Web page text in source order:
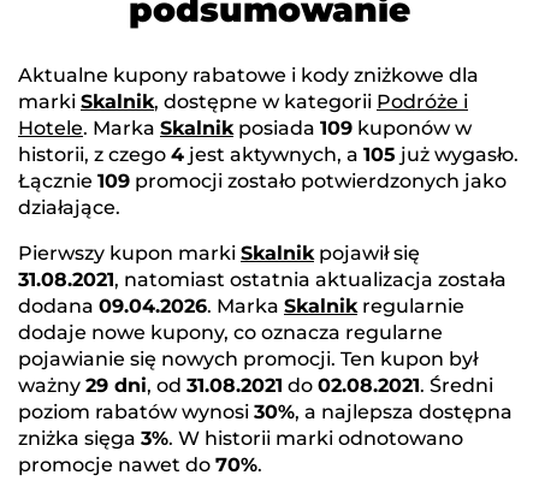
podsumowanie
Aktualne kupony rabatowe i kody zniżkowe dla
marki Skalnik, dostępne w kategorii Podróże i
Hotele. Marka Skalnik posiada 109 kuponów w
historii, z czego 4 jest aktywnych, a 105 już wygasło.
Łącznie 109 promocji zostało potwierdzonych jako
działające.
Pierwszy kupon marki Skalnik pojawił się
31.08.2021, natomiast ostatnia aktualizacja została
dodana 09.04.2026. Marka Skalnik regularnie
dodaje nowe kupony, co oznacza regularne
pojawianie się nowych promocji. Ten kupon był
ważny 29 dni, od 31.08.2021 do 02.08.2021. Średni
poziom rabatów wynosi 30%, a najlepsza dostępna
zniżka sięga 3%. W historii marki odnotowano
promocje nawet do 70%.